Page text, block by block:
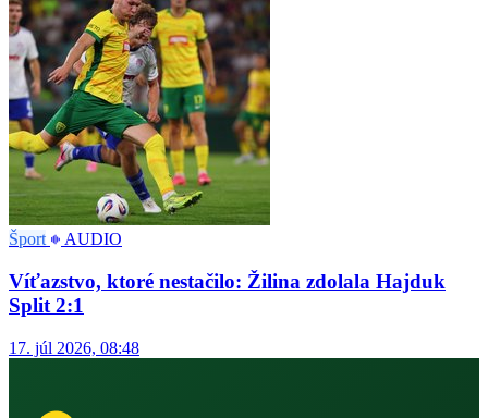
Šport AUDIO
Víťazstvo, ktoré nestačilo: Žilina zdolala Hajduk
Split 2:1
17. júl 2026, 08:48